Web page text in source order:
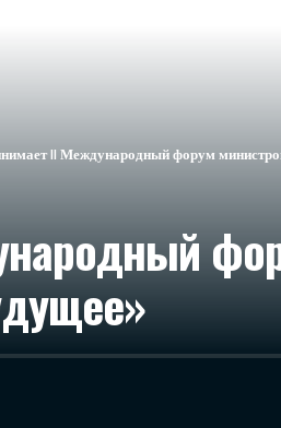
II Международный форум